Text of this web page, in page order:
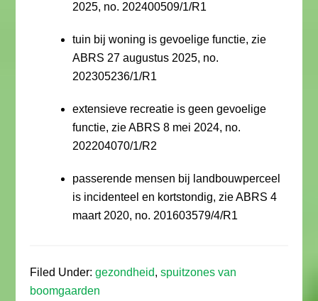
2025, no. 202400509/1/R1
tuin bij woning is gevoelige functie, zie
ABRS 27 augustus 2025, no.
202305236/1/R1
extensieve recreatie is geen gevoelige
functie, zie ABRS 8 mei 2024, no.
202204070/1/R2
passerende mensen bij landbouwperceel
is incidenteel en kortstondig, zie ABRS 4
maart 2020, no. 201603579/4/R1
Filed Under:gezondheid,spuitzones van
boomgaarden